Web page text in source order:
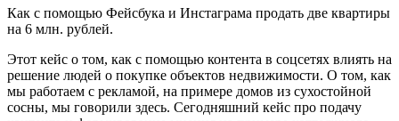
Как с помощью Фейсбука и Инстаграма продать две квартиры
на 6 млн. рублей.
Этот кейс о том, как с помощью контента в соцсетях влиять на
решение людей о покупке объектов недвижимости. О том, как
мы работаем с рекламой, на примере домов из сухостойной
сосны, мы говорили здесь. Сегодняшний кейс про подачу